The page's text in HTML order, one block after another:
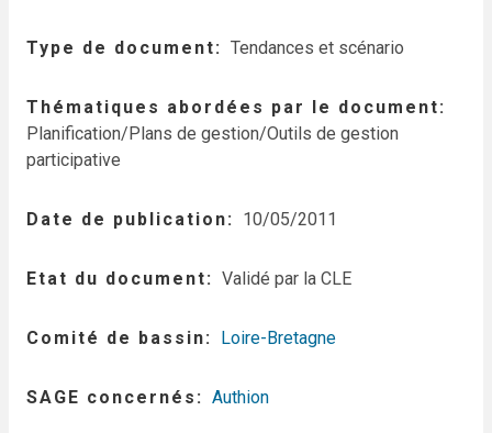
Type de document Tendances et scénario
Thématiques abordées par le document
Planification/Plans de gestion/Outils de gestion
participative
Date de publication 10/05/2011
Etat du document Validé par la CLE
Comité de bassin Loire-Bretagne
SAGE concernés Authion